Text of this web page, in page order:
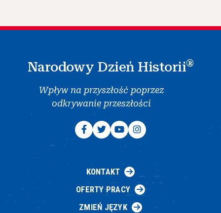
Narodowy Dzień Historii®
Wpływ na przyszłość poprzez
odkrywanie przeszłości
KONTAKT
OFERTY PRACY
ZMIEŃ JĘZYK